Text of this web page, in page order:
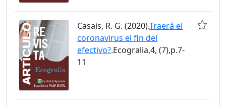
Casais, R. G. (2020).Traerá el
coronavirus el fin del
efectivo?.Ecogralia,4, (7),p.7-
11